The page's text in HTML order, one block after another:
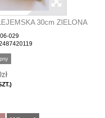
30cm ZIELONA
029